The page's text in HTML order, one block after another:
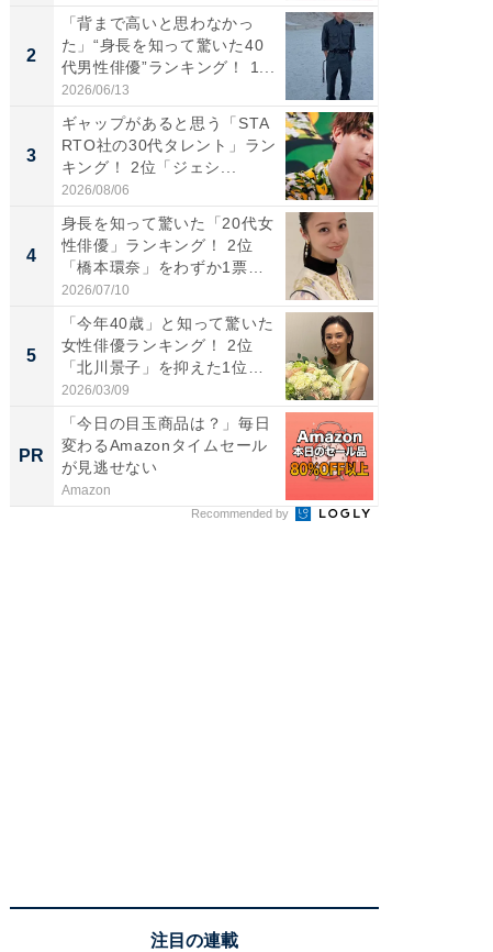
2
「背まで高いと思わなかっ
た」“身長を知って驚いた40
代男性俳優”ランキング！ 1...
2026/06/13
3
ギャップがあると思う「STA
RTO社の30代タレント」ラン
キング！ 2位「ジェシ...
2026/08/06
4
身長を知って驚いた「20代女
性俳優」ランキング！ 2位
「橋本環奈」をわずか1票
差...
2026/07/10
5
「今年40歳」と知って驚いた
女性俳優ランキング！ 2位
「北川景子」を抑えた1位
は...
2026/03/09
PR
「今日の目玉商品は？」毎日
変わるAmazonタイムセール
が見逃せない
Amazon
Recommended by
注目の連載